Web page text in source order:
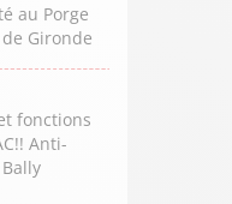
au Porge
Gironde
fonctions
Anti-